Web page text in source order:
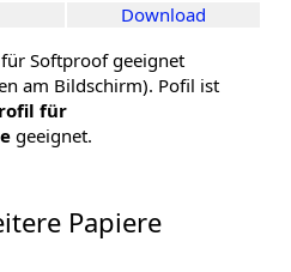
Download
Softproof geeignet
am Bildschirm). Pofil ist
für
geeignet.
Papiere